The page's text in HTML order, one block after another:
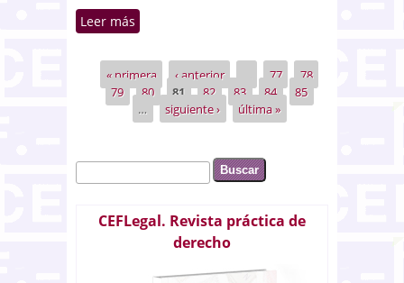
Leer más
dicta la primera sentencia de la
Comunidad
Páginas
« primera ‹ anterior 77
78
79
80 81 82 83 84
85
…
siguiente › última »
Formulario de búsqueda
Buscar
CEFLegal. Revista práctica de
derecho